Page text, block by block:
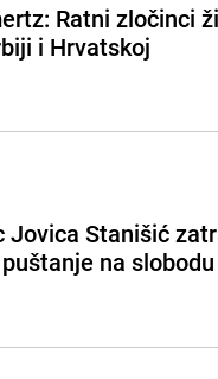
Ratni zločinci
i Hrvatskoj
Jovica Stanišić
na slobodu